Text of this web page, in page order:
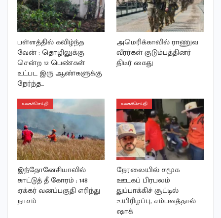
பள்ளத்தில் கவிழ்ந்த
வேன் ; தொழிலுக்கு
சென்ற 12 பெண்கள்
உட்பட இரு ஆண்களுக்கு
நேர்ந்த…
அமெரிக்காவில் ராணுவ
வீரர்கள் குடும்பத்தினர்
திடீர் கைது
உலகச்செய்தி
இந்தோனேசியாவில்
காட்டுத் தீ கோரம் ; 148
ஏக்கர் வனப்பகுதி எரிந்து
நாசம்
உலகச்செய்தி
நேரலையில் சமூக
ஊடகப் பிரபலம்
துப்பாக்கிச் சூட்டில்
உயிரிழப்பு; சம்பவத்தால்
ஷாக்